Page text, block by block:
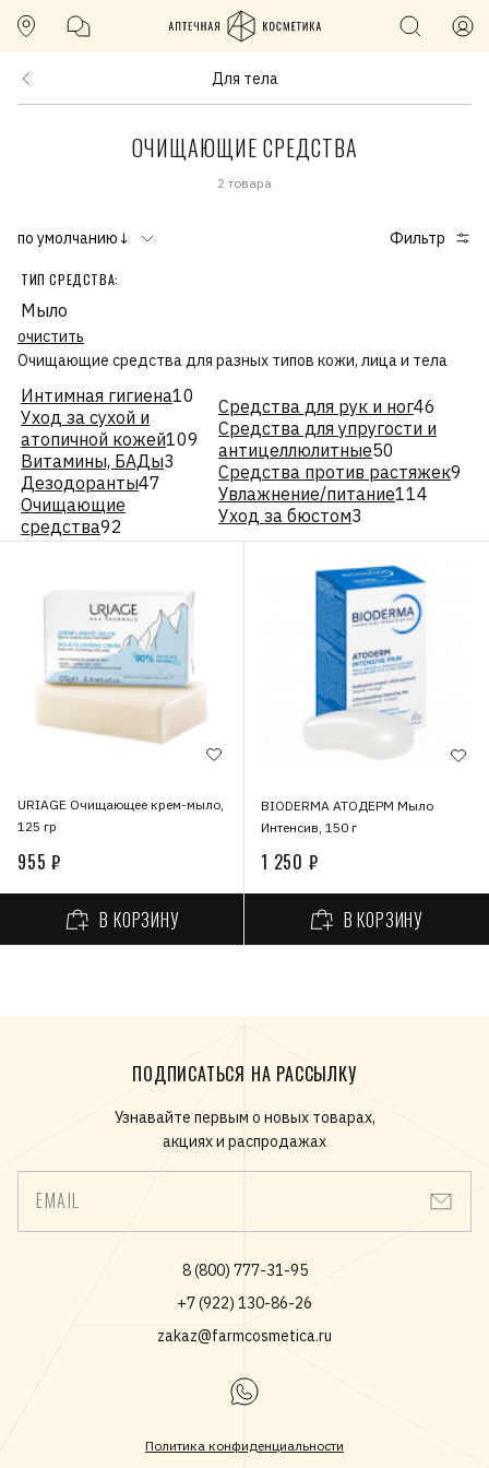
Для тела
ОЧИЩАЮЩИЕ СРЕДСТВА
2 товара
по умолчанию↓ Фильтр
ТИП СРЕДСТВА:
Мыло
очистить
Очищающие средства для разных типов кожи, лица и тела
Интимная гигиена10
Уход за сухой и
атопичной кожей109
Витамины, БАДы3
Дезодоранты47
Очищающие
средства92
Средства для рук и ног46
Средства для упругости и
антицеллюлитные50
Средства против растяжек9
Увлажнение/питание114
Уход за бюстом3
URIAGE Очищающее крем-мыло,
125 гр
955 ₽
В КОРЗИНУ
BIODERMA АТОДЕРМ Мыло
Интенсив, 150 г
1 250 ₽
В КОРЗИНУ
ПОДПИСАТЬСЯ НА РАССЫЛКУ
Узнавайте первым о новых товарах,
акциях и распродажах
EMAIL
8 (800) 777-31-95
+7 (922) 130-86-26
zakaz@farmcosmetica.ru
Политика конфиденциальности